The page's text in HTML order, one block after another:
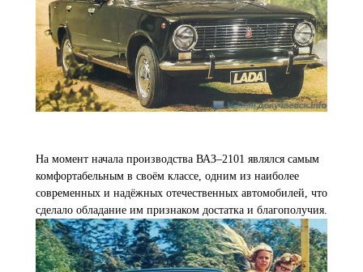
На момент начала производства ВАЗ–2101 являлся самым
комфортабельным в своём классе, одним из наиболее
современных и надёжных отечественных автомобилей, что
сделало обладание им признаком достатка и благополучия.